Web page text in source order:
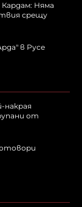
Няма
срещу
в Русе
накрая
от